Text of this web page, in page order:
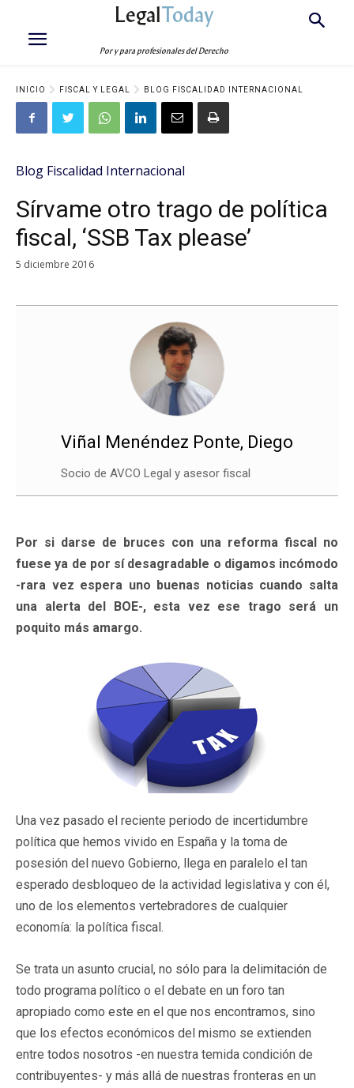
LegalToday
Por y para profesionales del Derecho
INICIO FISCAL Y LEGAL BLOG FISCALIDAD INTERNACIONAL
Blog Fiscalidad Internacional
Sírvame otro trago de política
fiscal, ‘SSB Tax please’
5 diciembre 2016
Viñal Menéndez Ponte, Diego
Socio de AVCO Legal y asesor fiscal
Por si darse de bruces con una reforma fiscal no
fuese ya de por sí desagradable o digamos incómodo
-rara vez espera uno buenas noticias cuando salta
una alerta del BOE-, esta vez ese trago será un
poquito más amargo.
Una vez pasado el reciente periodo de incertidumbre
política que hemos vivido en España y la toma de
posesión del nuevo Gobierno, llega en paralelo el tan
esperado desbloqueo de la actividad legislativa y con él,
uno de los elementos vertebradores de cualquier
economía: la política fiscal.
Se trata un asunto crucial, no sólo para la delimitación de
todo programa político o el debate en un foro tan
apropiado como este en el que nos encontramos, sino
que los efectos económicos del mismo se extienden
entre todos nosotros -en nuestra temida condición de
contribuyentes- y más allá de nuestras fronteras en un